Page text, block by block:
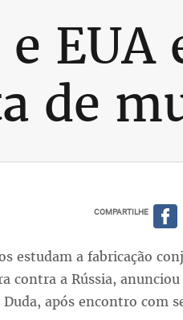
de
COMPARTILHE
estudam a fabricação
contra a Rússia,
após encontro com